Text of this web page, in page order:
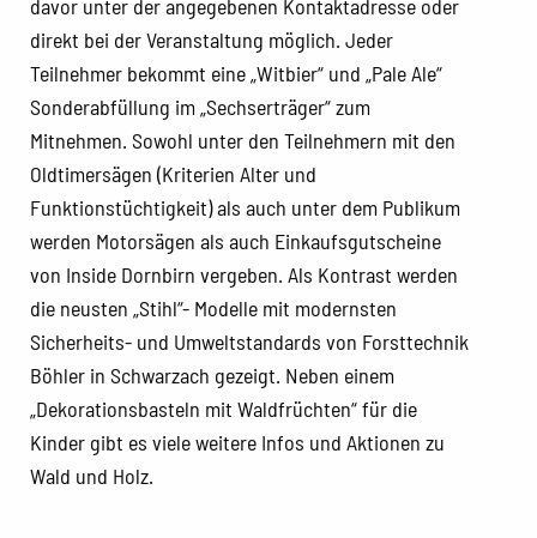
davor unter der angegebenen Kontaktadresse oder
direkt bei der Veranstaltung möglich. Jeder
Teilnehmer bekommt eine „Witbier“ und „Pale Ale“
Sonderabfüllung im „Sechserträger“ zum
Mitnehmen. Sowohl unter den Teilnehmern mit den
Oldtimersägen (Kriterien Alter und
Funktionstüchtigkeit) als auch unter dem Publikum
werden Motorsägen als auch Einkaufsgutscheine
von Inside Dornbirn vergeben. Als Kontrast werden
die neusten „Stihl“- Modelle mit modernsten
Sicherheits- und Umweltstandards von Forsttechnik
Böhler in Schwarzach gezeigt. Neben einem
„Dekorationsbasteln mit Waldfrüchten“ für die
Kinder gibt es viele weitere Infos und Aktionen zu
Wald und Holz.